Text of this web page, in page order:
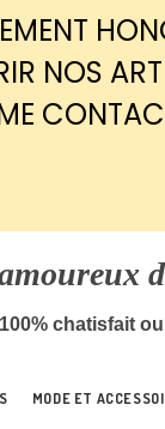
NOS
chatisfait
MODE ET